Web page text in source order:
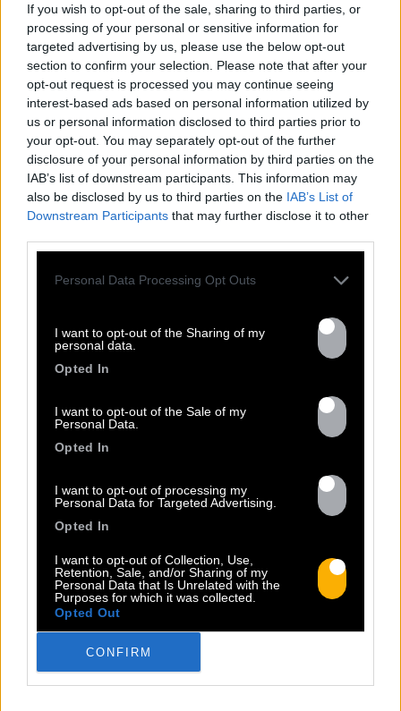
If you wish to opt-out of the sale, sharing to third parties, or
processing of your personal or sensitive information for
targeted advertising by us, please use the below opt-out
section to confirm your selection. Please note that after your
opt-out request is processed you may continue seeing
interest-based ads based on personal information utilized by
us or personal information disclosed to third parties prior to
your opt-out. You may separately opt-out of the further
disclosure of your personal information by third parties on the
IAB’s list of downstream participants. This information may
also be disclosed by us to third parties on the IAB’s List of
Downstream Participants that may further disclose it to other
Personal Data Processing Opt Outs
I want to opt-out of the Sharing of my
personal data.
Opted In
I want to opt-out of the Sale of my
Personal Data.
Opted In
I want to opt-out of processing my
Personal Data for Targeted Advertising.
Opted In
I want to opt-out of Collection, Use,
Retention, Sale, and/or Sharing of my
Personal Data that Is Unrelated with the
Purposes for which it was collected.
Opted Out
CONFIRM
RIGHT RIGHT TIME
Sorti le 26.05.2023
Écouter Shop
MYTHIQUE ! JOHNNY OSBOURNE EN
BACO LIVE SESSION
Le légendaire JOHNNY OSBOURNE revient